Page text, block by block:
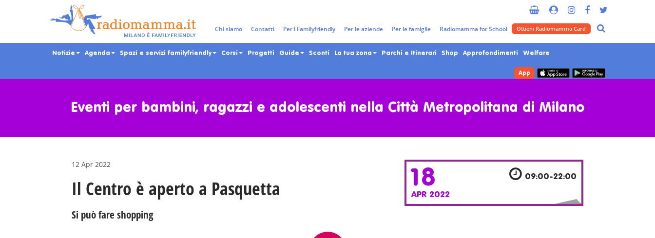
Chi siamo Contatti Per i Familyfriendly Per le aziende Per le famiglie Radiomamma for School Ottieni Radiomamma Card
Notizie Agenda Spazi e servizi familyfriendly Corsi Progetti Guide Sconti La tua zona Parchi e Itinerari Shop Approfondimenti Welfare
App
Eventi per bambini, ragazzi e adolescenti nella Città Metropolitana di Milano
12 Apr 2022
Il Centro è aperto a Pasquetta
Si può fare shopping
18
APR 2022
09:00-22:00